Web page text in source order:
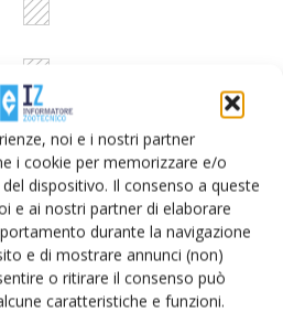
noi e i nostri partner
i cookie per memorizzare e/o
dispositivo. Il consenso a queste
e ai nostri partner di elaborare
durante la navigazione
e di mostrare annunci (non)
o ritirare il consenso può
caratteristiche e funzioni.
sul mondo